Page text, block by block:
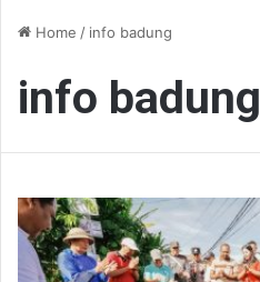
Home / info badung
info badung